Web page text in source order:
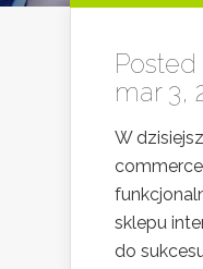
Posted
mar 3,
W
sklepu
do